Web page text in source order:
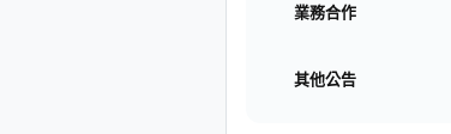
業務合作
其他公告